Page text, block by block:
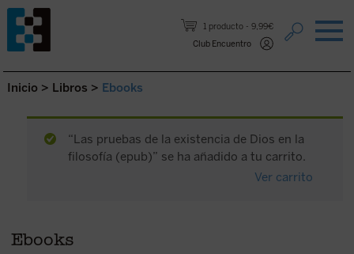
1 producto
9,99€
Club Encuentro
Saltar al contenido.
Inicio > Libros > Ebooks
“Las pruebas de la existencia de Dios en la
filosofía (epub)” se ha añadido a tu carrito.
Ver carrito
Ebooks